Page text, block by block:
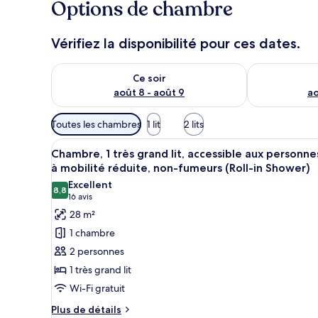
Options de chambre
Vérifiez la disponibilité pour ces dates.
Ce soir
août 8 - août 9
Vérifier la disponibilité pour ce soir août 8 - août 9
Vérifier la
Filtres
disponibles
pour
les
chambres
Toutes les chambres 1 lit 2 lits
Afficher
toutes
les
photos
pour
ce
type
de
chambre :
Chambre,
1
Une chambre d’hôtel avec
6
Chambre, 1 très grand lit, accessible aux
à mobilité réduite, non-fumeurs (Roll-in Shower)
8,88,8 sur 10
Excellent
16 avis
(16 avis)
28 m²
1 chambre
2 personnes
1 très grand lit
Wi-Fi gratuit
Plus de détails
Plus